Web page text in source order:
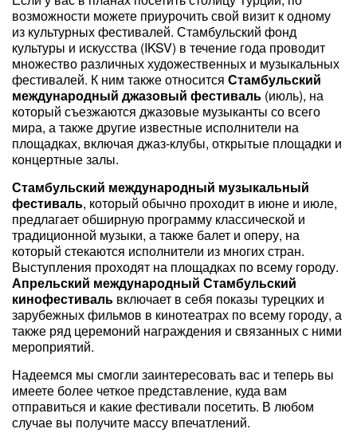
возможности можете приурочить свой визит к одному
из культурных фестивалей. Стамбульский фонд
культуры и искусства (IKSV) в течение года проводит
множество различных художественных и музыкальных
фестивалей. К ним также относится Стамбульский
международный джазовый фестиваль (июль), на
который съезжаются джазовые музыканты со всего
мира, а также другие известные исполнители на
площадках, включая джаз-клубы, открытые площадки и
концертные залы.
Стамбульский международный музыкальный
фестиваль, который обычно проходит в июне и июле,
предлагает обширную программу классической и
традиционной музыки, а также балет и оперу, на
который стекаются исполнители из многих стран.
Выступления проходят на площадках по всему городу.
Апрельский международный Стамбульский
кинофестиваль включает в себя показы турецких и
зарубежных фильмов в кинотеатрах по всему городу, а
также ряд церемоний награждения и связанных с ними
мероприятий.
Надеемся мы смогли заинтересовать вас и теперь вы
имеете более четкое представление, куда вам
отправиться и какие фестивали посетить. В любом
случае вы получите массу впечатлений.